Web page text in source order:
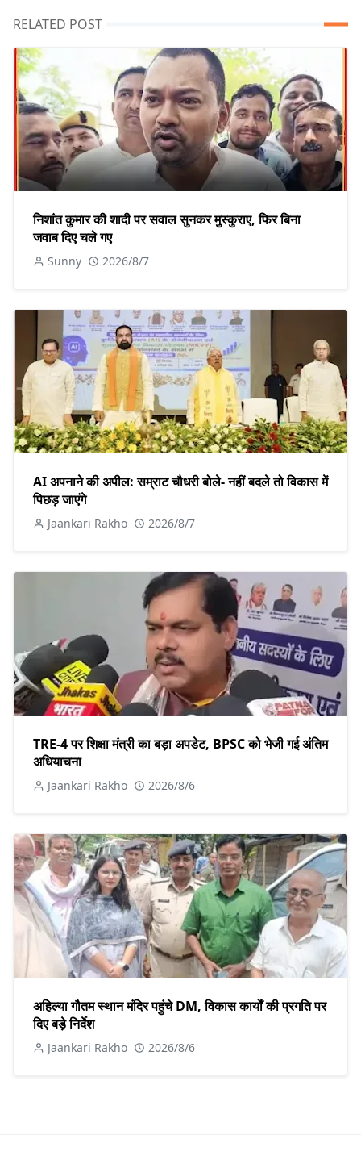
RELATED POST
निशांत कुमार की शादी पर सवाल सुनकर मुस्कुराए, फिर बिना
जवाब दिए चले गए
Sunny 2026/8/7
AI अपनाने की अपील: सम्राट चौधरी बोले- नहीं बदले तो विकास में
पिछड़ जाएंगे
Jaankari Rakho 2026/8/7
TRE-4 पर शिक्षा मंत्री का बड़ा अपडेट, BPSC को भेजी गई अंतिम
अधियाचना
Jaankari Rakho 2026/8/6
अहिल्या गौतम स्थान मंदिर पहुंचे DM, विकास कार्यों की प्रगति पर
दिए बड़े निर्देश
Jaankari Rakho 2026/8/6